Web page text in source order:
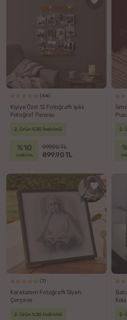
(46)
Kişiye Özel 12 Fotoğraflı Işıklı
Fotoğraf Panosu
2. Ürün %30 İndirimli
%10
indirim
999.90 TL
899.90 TL
2.
(7)
Karakalem Fotoğraflı Siyah
Çerçeve
2. Ürün %30 İndirimli 2.